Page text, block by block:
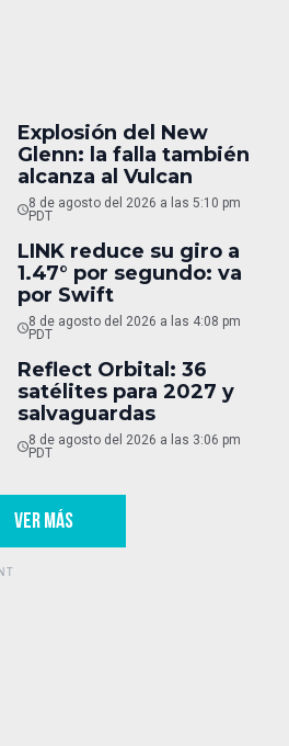
Explosión del New
Glenn: la falla también
alcanza al Vulcan
8 de agosto del 2026 a las 5:10 pm
PDT
LINK reduce su giro a
1.47° por segundo: va
por Swift
8 de agosto del 2026 a las 4:08 pm
PDT
Reflect Orbital: 36
satélites para 2027 y
salvaguardas
8 de agosto del 2026 a las 3:06 pm
PDT
VER MÁS